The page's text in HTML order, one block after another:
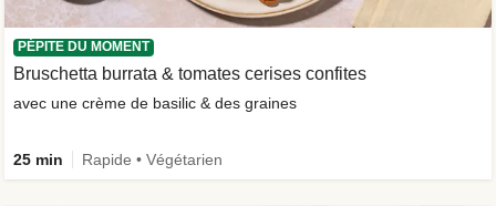
PÉPITE DU MOMENT
Bruschetta burrata & tomates cerises confites
avec une crème de basilic & des graines
25 min Rapide • Végétarien